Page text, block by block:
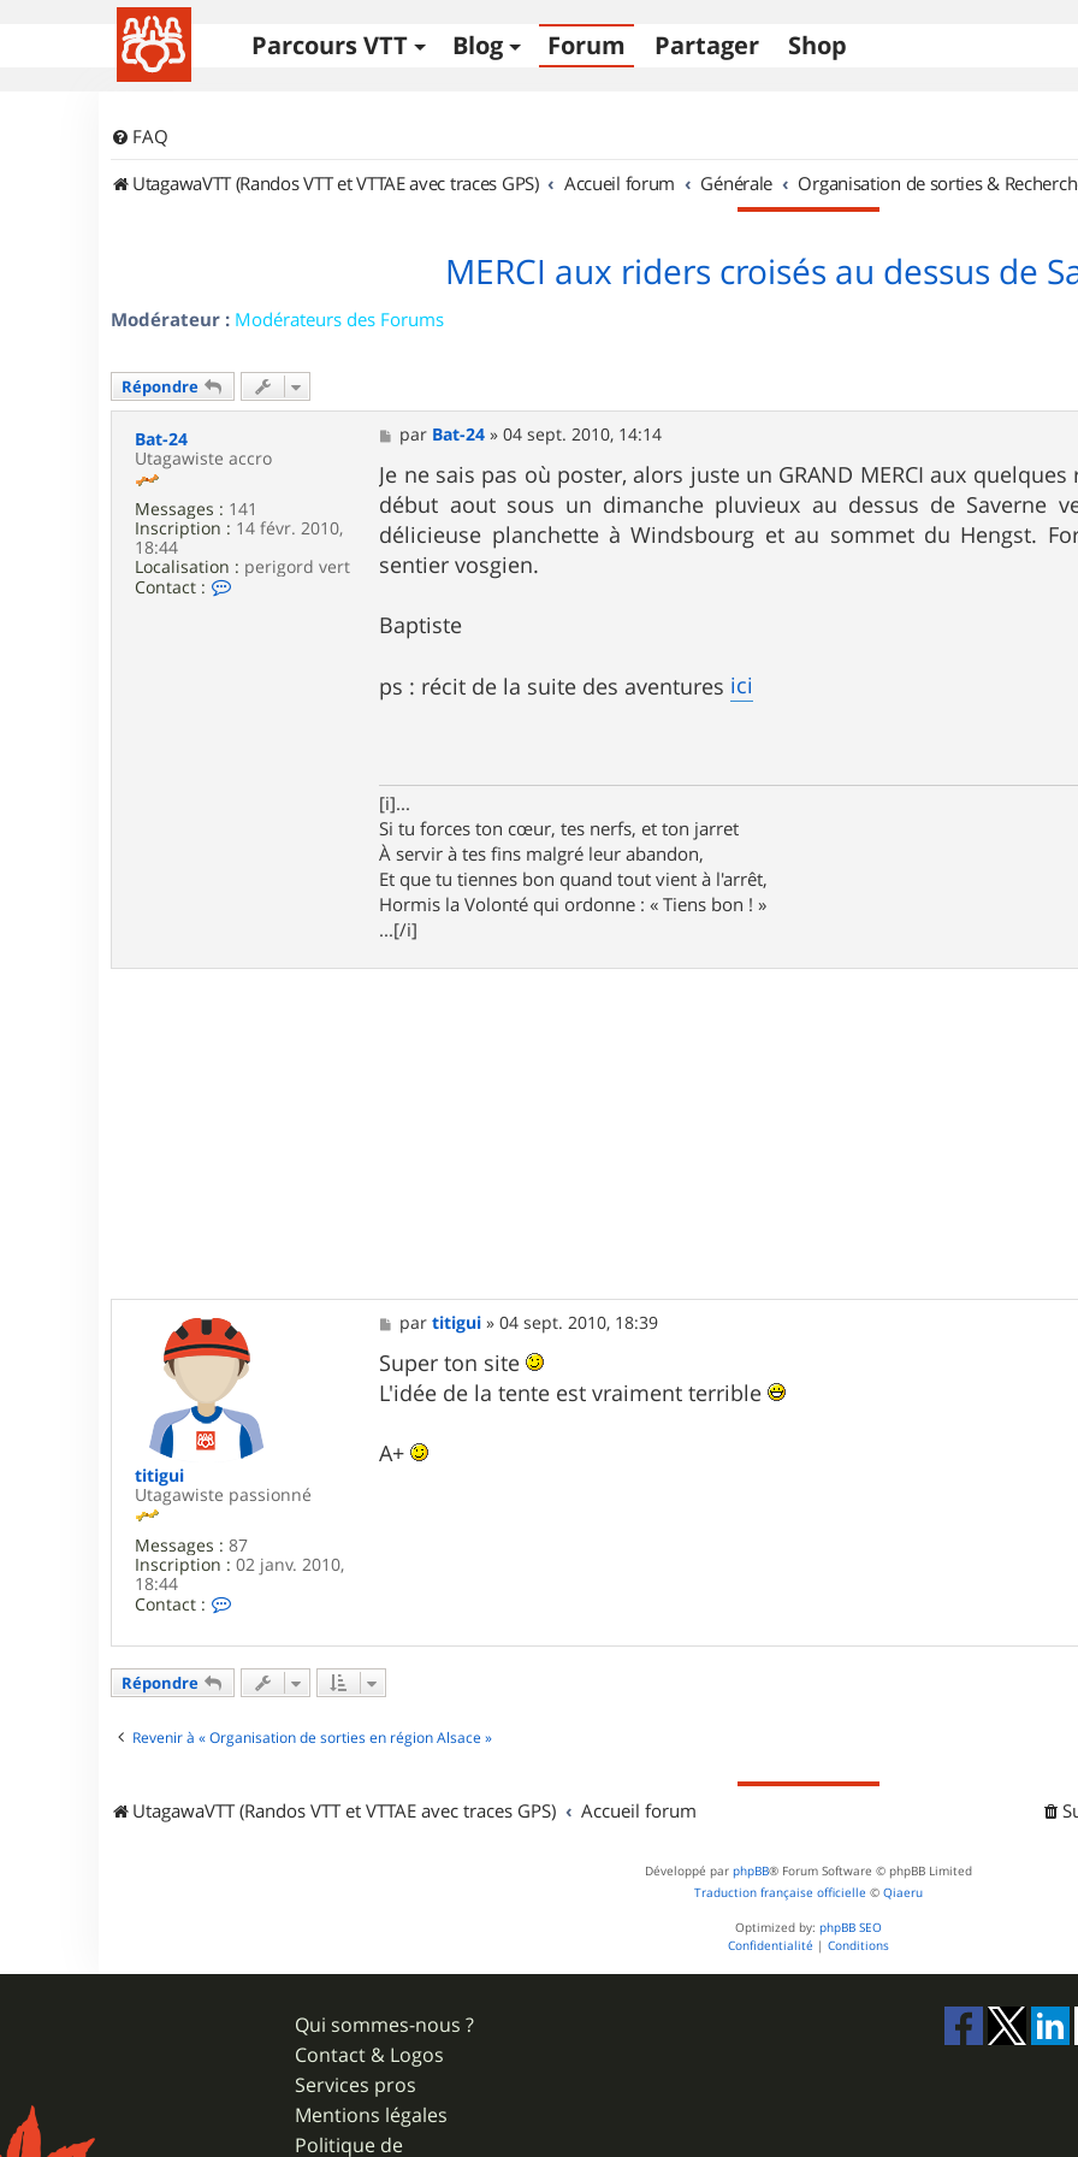
Parcours VTT Blog Forum Partager Shop
FAQ
UtagawaVTT (Randos VTT et VTTAE avec traces GPS)
Accueil forum Générale Organisation de sorties &
MERCI aux riders croisés au dessus de
Modérateur : Modérateurs des Forums
Répondre
Bat-24
Utagawiste accro
Messages : 141
Inscription : 14 févr. 2010,
18:44
Localisation : perigord vert
Contact :
M
e
s
s
a
g
e
par Bat-24 »04 sept. 2010, 14:14
Je ne sais pas où poster, alors juste un GRAND MERCI aux
début aout sous un dimanche pluvieux au dessus de Saverne
délicieuse planchette à Windsbourg et au sommet du Hengst.
sentier vosgien.
Baptiste
ps : récit de la suite des aventures ici
[i]...
Si tu forces ton cœur, tes nerfs, et ton jarret
À servir à tes fins malgré leur abandon,
Et que tu tiennes bon quand tout vient à l'arrêt,
Hormis la Volonté qui ordonne : « Tiens bon ! »
...[/i]
titigui
Utagawiste passionné
Messages : 87
Inscription : 02 janv. 2010,
18:44
Contact :
c
e
t
M
e
s
s
a
partitigui »04 sept. 2010, 18:39
Super ton site
L'idée de la tente est vraiment terrible
A+
Répondre
Revenir à « Organisation de sorties en région Alsace »
UtagawaVTT (Randos VTT et VTTAE avec traces GPS) Accueil forum
Développé par phpBB® Forum Software © phpBB Limited
Traduction française officielle © Qiaeru
Optimized by: phpBB SEO
Confidentialité | Conditions
Qui sommes-nous ?
Contact & Logos
Services pros
Mentions légales
Politique de